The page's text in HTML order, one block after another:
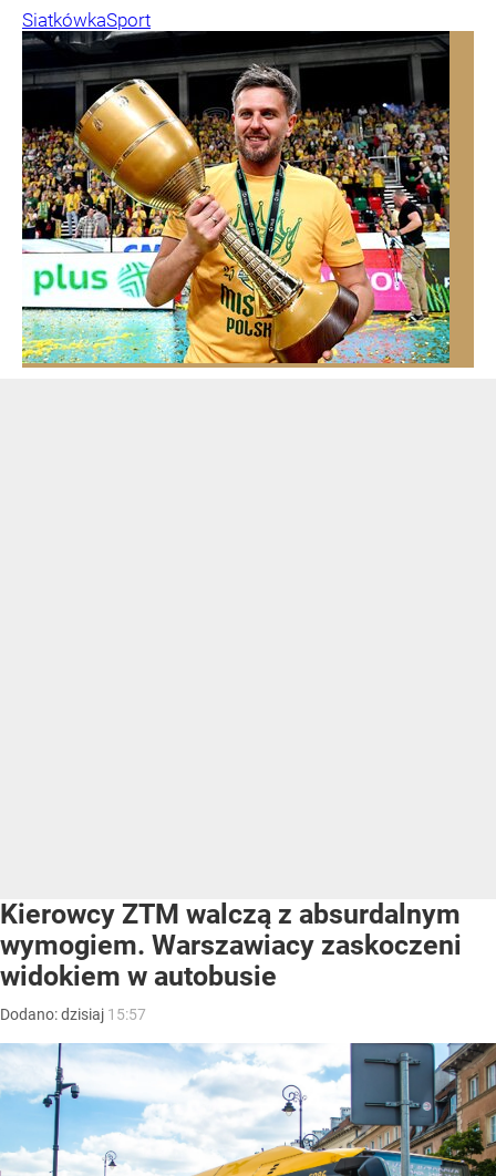
SiatkówkaSport
Kierowcy ZTM walczą z absurdalnym
wymogiem. Warszawiacy zaskoczeni
widokiem w autobusie
Dodano:dzisiaj 15:57